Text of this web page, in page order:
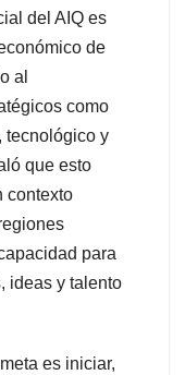
del AIQ es
de
al
como
tecnológico y
que esto
contexto
para
ideas y talento
es iniciar,